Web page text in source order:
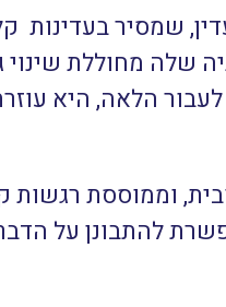
שמסיר בעדינות
הלאה, היא
וממוססת רגשות
להתבונן על